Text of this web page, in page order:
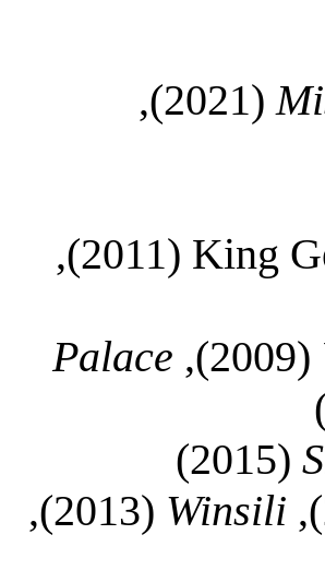
(2021),
King
(2011),
(2009),
Palace
(2015)
Winsili
(2013),